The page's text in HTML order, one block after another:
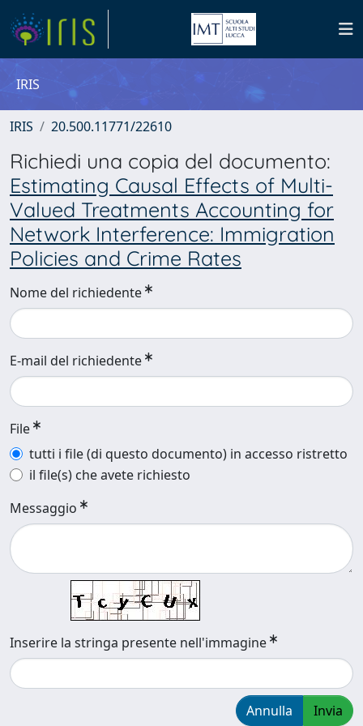
IRIS
IRIS 20.500.11771/22610
Richiedi una copia del documento:
Estimating Causal Effects of Multi-
Valued Treatments Accounting for
Network Interference: Immigration
Policies and Crime Rates
Nome del richiedente
E-mail del richiedente
File
tutti i file (di questo documento) in accesso ristretto
il file(s) che avete richiesto
Messaggio
Inserire la stringa presente nell'immagine
Annulla Invia